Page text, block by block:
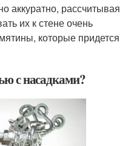
аккуратно, рассчитывая
их к стене очень
которые придется
с насадками?